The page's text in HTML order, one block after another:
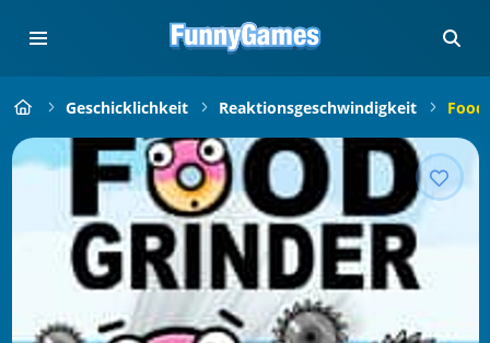
Geschicklichkeit Reaktionsgeschwindigkeit